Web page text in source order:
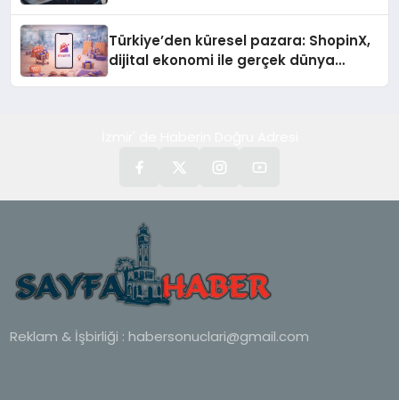
Türkiye’den küresel pazara: ShopinX,
dijital ekonomi ile gerçek dünya
Reklam & İşbirliği : habersonuclari@gmail.com